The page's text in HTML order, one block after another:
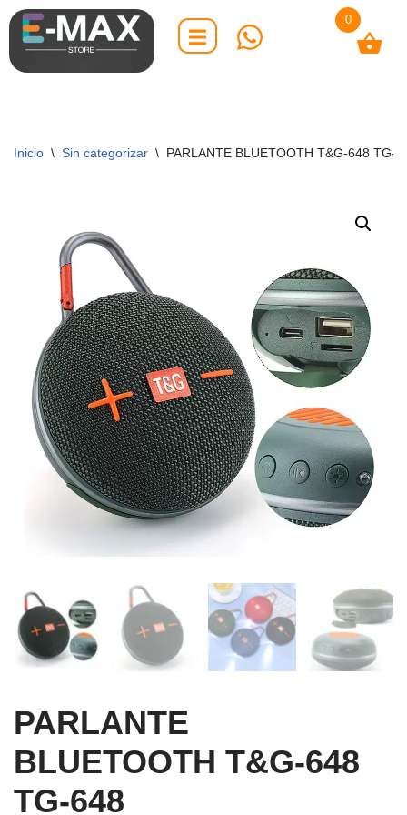
Saltar
al
Inicio \ Sin categorizar \ PARLANTE BLUETOOTH T&G-648 TG-
PARLANTE
BLUETOOTH T&G-648
TG-648
0